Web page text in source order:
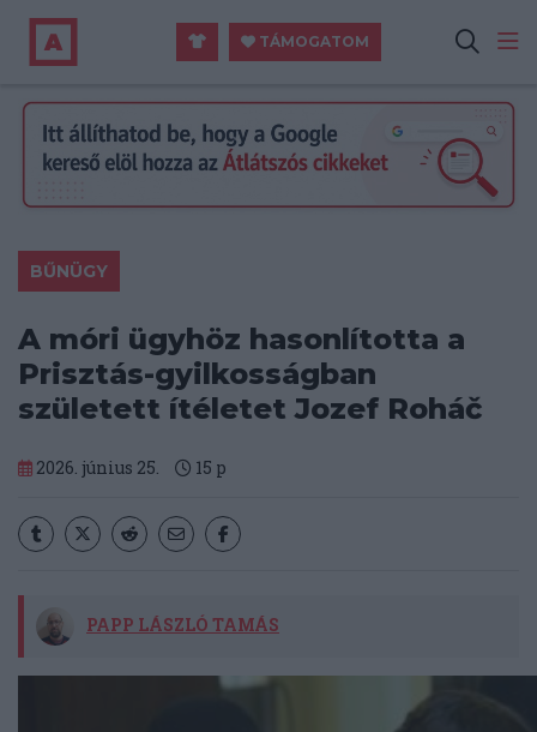
TÁMOGATOM
BŰNÜGY
A móri ügyhöz hasonlította a
Prisztás-gyilkosságban
született ítéletet Jozef Roháč
2026. június 25. 15 p
PAPP LÁSZLÓ TAMÁS